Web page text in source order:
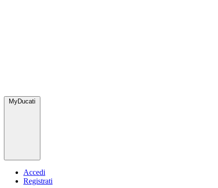
MyDucati
Accedi
Registrati